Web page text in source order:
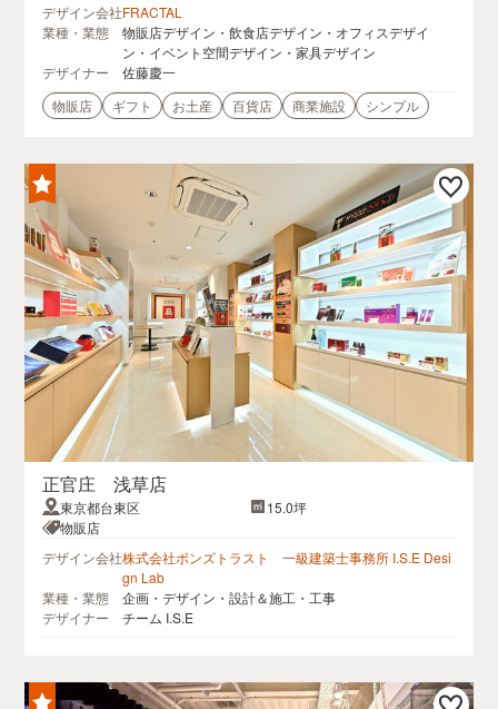
デザイン会社FRACTAL
業種・業態
物販店デザイン・飲食店デザイン・オフィスデザイ
ン・イベント空間デザイン・家具デザイン
デザイナー
佐藤慶一
物販店
ギフト お土産 百貨店 商業施設 シンプル
正官庄 浅草店
東京都台東区
15.0坪
物販店
デザイン会社株式会社ボンズトラスト 一級建築士事務所 I.S.E Desi
gn Lab
業種・業態
企画・デザイン・設計＆施工・工事
デザイナー
チーム I.S.E